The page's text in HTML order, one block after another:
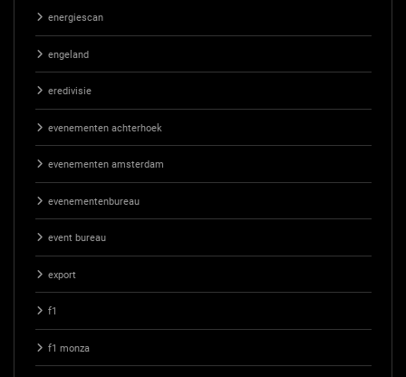
energiescan
engeland
eredivisie
evenementen achterhoek
evenementen amsterdam
evenementenbureau
event bureau
export
f1
f1 monza